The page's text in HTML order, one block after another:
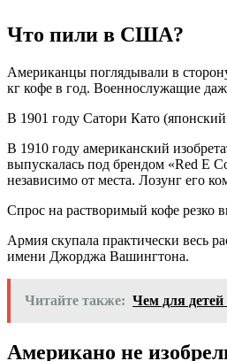
Что пили в США?
Американцы поглядывали в
кг кофе в год. Военнослужащие
В 1901 году Сатори Като
В 1910 году американский
выпускалась под брендом «Red E
независимо от места. Лозунг его
Спрос на растворимый кофе резко
Армия скупала практически весь
имени Джорджа Вашингтона.
Читайте также: Чем для детей
Американо не